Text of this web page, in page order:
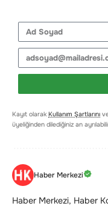
Kayıt olarak Kullanım Şartlarını
üyeliğinden dilediğiniz an
Haber Merkezi
Haber Merkezi, Haber